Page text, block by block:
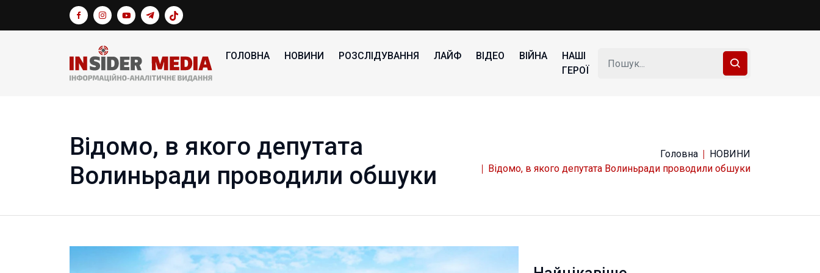
ГОЛОВНА НОВИНИ РОЗСЛІДУВАННЯ ЛАЙФ ВІДЕО ВІЙНА
НАШІ
ГЕРОЇ
Відомо, в якого депутата
Волиньради проводили обшуки
Головна
НОВИНИ
Відомо, в якого депутата Волиньради проводили обшуки